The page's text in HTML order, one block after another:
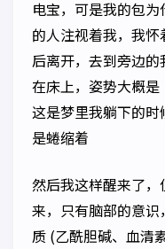
电宝，可是我的包
的人注视着我，我
后离开，去到旁边
在床上，姿势大概是
这是梦里我躺下的
是蜷缩着
然后我这样醒来了
来，只有脑部的意
质 (乙酰胆碱、血清